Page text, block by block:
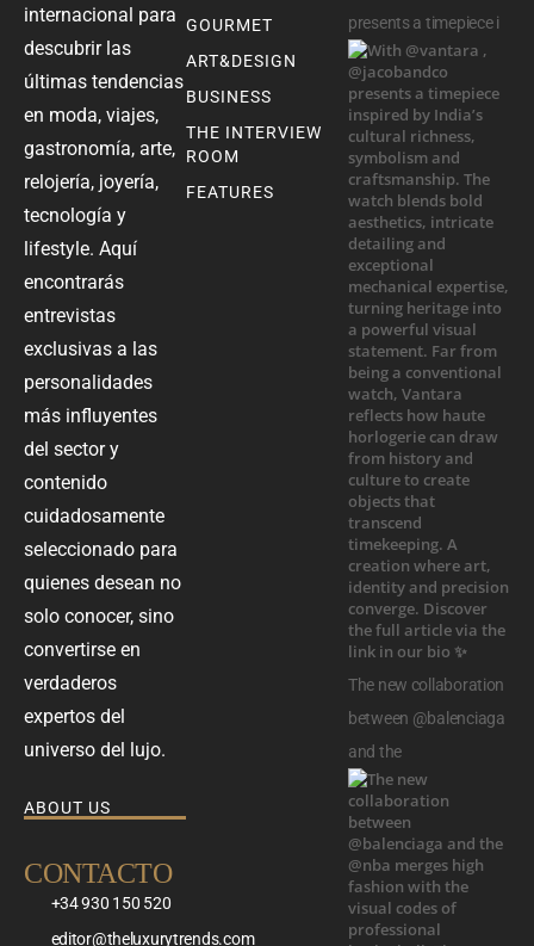
internacional para
descubrir las
últimas tendencias
en moda, viajes,
gastronomía, arte,
relojería, joyería,
tecnología y
lifestyle. Aquí
encontrarás
entrevistas
exclusivas a las
personalidades
más influyentes
del sector y
contenido
cuidadosamente
seleccionado para
quienes desean no
solo conocer, sino
convertirse en
verdaderos
expertos del
universo del lujo.
ABOUT US
CONTACTO
+34 930 150 520
editor@theluxurytrends.com
GOURMET
ART&DESIGN
BUSINESS
THE INTERVIEW
ROOM
FEATURES
presents a timepiece i
The new collaboration
between @balenciaga
and the